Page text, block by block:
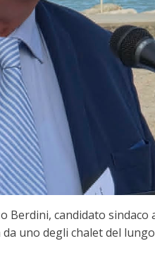
Berdini, candidato
uno degli chalet del